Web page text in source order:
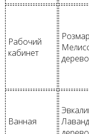
Рабочий
кабинет
дерево
Ванная